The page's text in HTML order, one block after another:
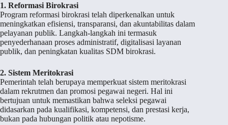
1. Reformasi Birokrasi
Program reformasi birokrasi telah diperkenalkan untuk
meningkatkan efisiensi, transparansi, dan akuntabilitas dalam
pelayanan publik. Langkah-langkah ini termasuk
penyederhanaan proses administratif, digitalisasi layanan
publik, dan peningkatan kualitas SDM birokrasi.
2. Sistem Meritokrasi
Pemerintah telah berupaya memperkuat sistem meritokrasi
dalam rekrutmen dan promosi pegawai negeri. Hal ini
bertujuan untuk memastikan bahwa seleksi pegawai
didasarkan pada kualifikasi, kompetensi, dan prestasi kerja,
bukan pada hubungan politik atau nepotisme.